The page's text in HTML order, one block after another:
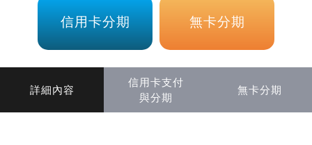
信用卡分期 無卡分期
詳細內容
信用卡支付
與分期
無卡分期